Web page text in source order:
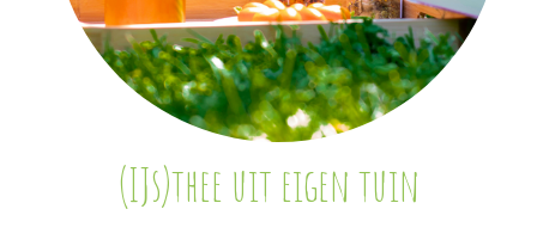
(IJs)thee uit eigen tuin